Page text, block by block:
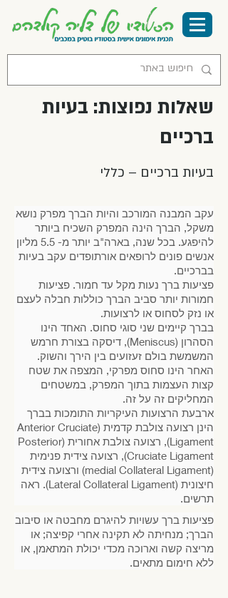
שאלות נפוצות: בעיות
ברכיים
בעיות ברכיים – כללי
עקב המבנה המורכב והיות הברך מפרק נושא
משקל, הברך הינה המפרק השכיח ביותר
להיפגע. בכל שנה, בארה"ב יותר מ- 5.5 מליון
אנשים פונים לרופאים אורתופדים עקב בעיות
בברכיים.
פציעות ברך נעות מקל עד חמור. פציעות
חמורות יותר סביב הברך כוללות חבלה לעצם
או נזק לסחוס או לרצועות.
בברך קיימים שני סוגי סחוס. האחד הינו
הסהרון (Meniscus), דיסקה בצורת חרמש
המשמשת בולם זעזועים בין הירך והשוק.
האחר הינו סחוס מפרקי, המצפה את שטח
קצות העצמות בתוך המפרק, במשטחים
המחליקים זה על זה.
ארבעת הרצועות העיקריות התומכות בברך
הינן רצועה צולבת קדמית (Anterior Cruciate
Ligament), רצועה צולבת אחורית (Posterior
Cruciate Ligament), רצועה צידית פנימית
(medial Collateral Ligament) ורצועה צידית
חיצונית (Lateral Collateral Ligament). ראה
תרשים.
פציעות ברך עשויות להיגרם מחבטה או סיבוב
הברך; מנחיתה לא תקינה אחרי קפיצה; או
מריצה קשה וארוכה מכדי יכולת המתאמן, או
ללא חימום מתאים.